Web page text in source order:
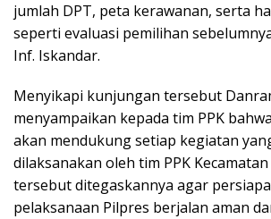
jumlah DPT, peta kerawanan, serta
seperti evaluasi pemilihan
Inf. Iskandar.
Menyikapi kunjungan tersebut
menyampaikan kepada tim PPK
akan mendukung setiap kegiatan
dilaksanakan oleh tim PPK
tersebut ditegaskannya agar
pelaksanaan Pilpres berjalan aman